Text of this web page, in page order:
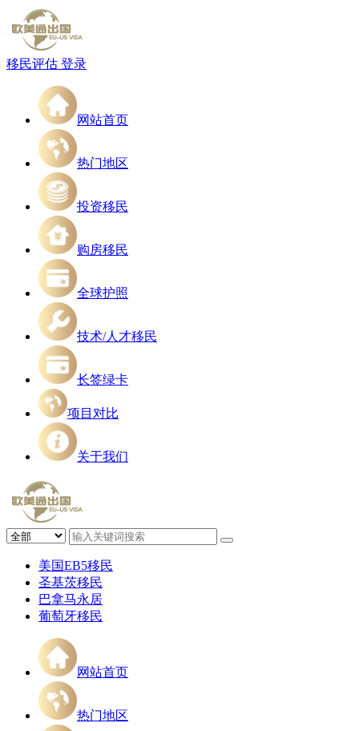
移民评估 登录
网站首页
热门地区
投资移民
购房移民
全球护照
技术/人才移民
长签绿卡
项目对比
关于我们
美国EB5移民
圣基茨移民
巴拿马永居
葡萄牙移民
网站首页
热门地区